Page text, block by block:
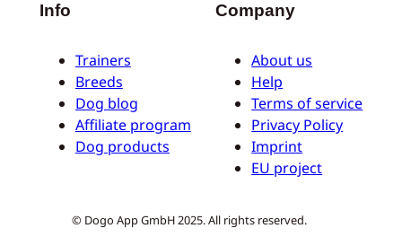
Info
Trainers
Breeds
Dog blog
Affiliate program
Dog products
Company
About us
Help
Terms of service
Privacy Policy
Imprint
EU project
© Dogo App GmbH 2025. All rights reserved.